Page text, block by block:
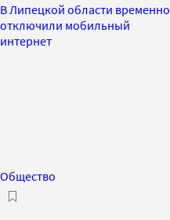
В Липецкой области временно
отключили мобильный
интернет
Общество